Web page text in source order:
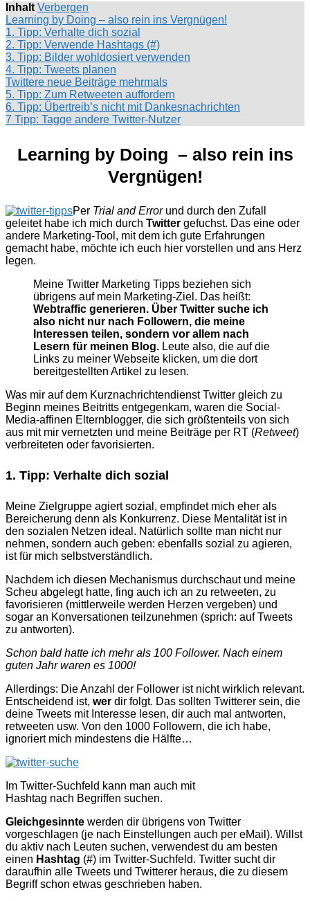
Inhalt Verbergen
Learning by Doing – also rein ins Vergnügen!
1. Tipp: Verhalte dich sozial
2. Tipp: Verwende Hashtags (#)
3. Tipp: Bilder wohldosiert verwenden
4. Tipp: Tweets planen
Twittere neue Beiträge mehrmals
5. Tipp: Zum Retweeten auffordern
6. Tipp: Übertreib’s nicht mit Dankesnachrichten
7 Tipp: Tagge andere Twitter-Nutzer
Learning by Doing – also rein ins
Vergnügen!
Per Trial and Errorund durch den Zufall
geleitet habe ich mich durch Twitter gefuchst. Das eine oder
andere Marketing-Tool, mit dem ich gute Erfahrungen
gemacht habe, möchte ich euch hier vorstellen und ans Herz
legen.
Meine Twitter Marketing Tipps beziehen sich
übrigens auf mein Marketing-Ziel. Das heißt:
Webtraffic generieren. Über Twitter suche ich
also nicht nur nach Followern, die meine
Interessen teilen, sondern vor allem nach
Lesern für meinen Blog. Leute also, die auf die
Links zu meiner Webseite klicken, um die dort
bereitgestellten Artikel zu lesen.
Was mir auf dem Kurznachrichtendienst Twitter gleich zu
Beginn meines Beitritts entgegenkam, waren die Social-
Media-affinen Elternblogger, die sich größtenteils von sich
aus mit mir vernetzten und meine Beiträge per RT (Retweet)
verbreiteten oder favorisierten.
1. Tipp: Verhalte dich sozial
Meine Zielgruppe agiert sozial, empfindet mich eher als
Bereicherung denn als Konkurrenz. Diese Mentalität ist in
den sozialen Netzen ideal. Natürlich sollte man nicht nur
nehmen, sondern auch geben: ebenfalls sozial zu agieren,
ist für mich selbstverständlich.
Nachdem ich diesen Mechanismus durchschaut und meine
Scheu abgelegt hatte, fing auch ich an zu retweeten, zu
favorisieren (mittlerweile werden Herzen vergeben) und
sogar an Konversationen teilzunehmen (sprich: auf Tweets
zu antworten).
Schon bald hatte ich mehr als 100 Follower. Nach einem
guten Jahr waren es 1000!
Allerdings: Die Anzahl der Follower ist nicht wirklich relevant.
Entscheidend ist, wer dir folgt. Das sollten Twitterer sein, die
deine Tweets mit Interesse lesen, dir auch mal antworten,
retweeten usw. Von den 1000 Followern, die ich habe,
ignoriert mich mindestens die Hälfte…
Im Twitter-Suchfeld kann man auch mit
Hashtag nach Begriffen suchen.
Gleichgesinnte werden dir übrigens von Twitter
vorgeschlagen (je nach Einstellungen auch per eMail). Willst
du aktiv nach Leuten suchen, verwendest du am besten
einen Hashtag (#) im Twitter-Suchfeld. Twitter sucht dir
daraufhin alle Tweets und Twitterer heraus, die zu diesem
Begriff schon etwas geschrieben haben.